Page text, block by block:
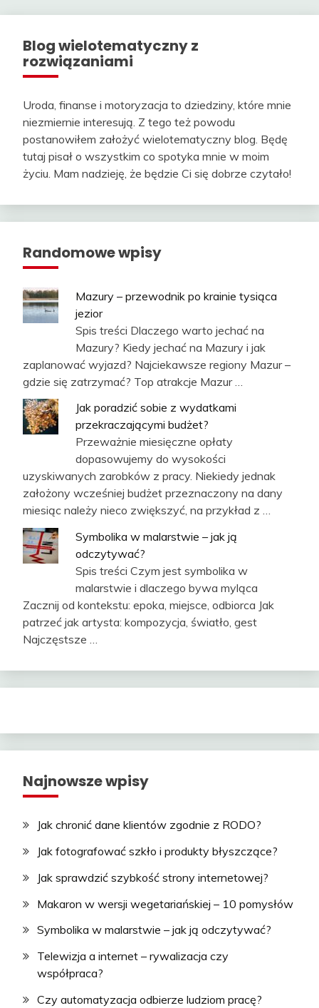
Blog wielotematyczny z
rozwiązaniami
Uroda, finanse i motoryzacja to dziedziny, które mnie
niezmiernie interesują. Z tego też powodu
postanowiłem założyć wielotematyczny blog. Będę
tutaj pisał o wszystkim co spotyka mnie w moim
życiu. Mam nadzieję, że będzie Ci się dobrze czytało!
Randomowe wpisy
Mazury – przewodnik po krainie tysiąca
jezior
Spis treści Dlaczego warto jechać na
Mazury? Kiedy jechać na Mazury i jak
zaplanować wyjazd? Najciekawsze regiony Mazur –
gdzie się zatrzymać? Top atrakcje Mazur …
Jak poradzić sobie z wydatkami
przekraczającymi budżet?
Przeważnie miesięczne opłaty
dopasowujemy do wysokości
uzyskiwanych zarobków z pracy. Niekiedy jednak
założony wcześniej budżet przeznaczony na dany
miesiąc należy nieco zwiększyć, na przykład z …
Symbolika w malarstwie – jak ją
odczytywać?
Spis treści Czym jest symbolika w
malarstwie i dlaczego bywa myląca
Zacznij od kontekstu: epoka, miejsce, odbiorca Jak
patrzeć jak artysta: kompozycja, światło, gest
Najczęstsze …
Najnowsze wpisy
Jak chronić dane klientów zgodnie z RODO?
Jak fotografować szkło i produkty błyszczące?
Jak sprawdzić szybkość strony internetowej?
Makaron w wersji wegetariańskiej – 10 pomysłów
Symbolika w malarstwie – jak ją odczytywać?
Telewizja a internet – rywalizacja czy
współpraca?
Czy automatyzacja odbierze ludziom pracę?